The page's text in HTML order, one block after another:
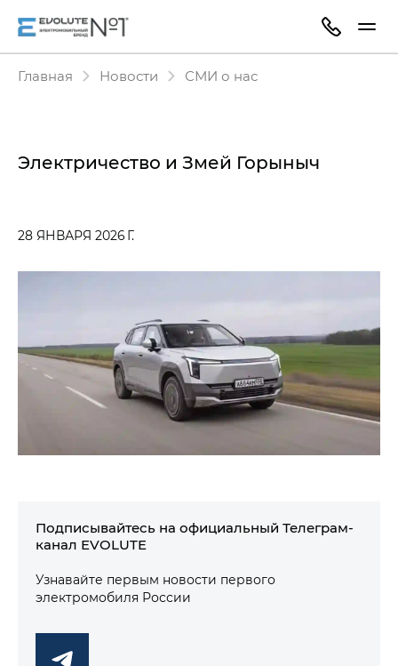
Главная Новости СМИ о нас
Электричество и Змей Горыныч
28 ЯНВАРЯ 2026 Г.
Подписывайтесь на официальный Телеграм-
канал EVOLUTE
Узнавайте первым новости первого
электромобиля России